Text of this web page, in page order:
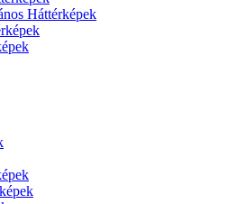
Háttérképek